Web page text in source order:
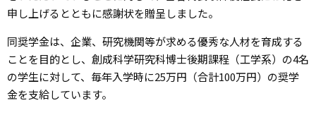
申し上げるとともに感謝状を贈呈しました。
同奨学金は、企業、研究機関等が求める優秀な人材を育成する
ことを目的とし、創成科学研究科博士後期課程（工学系）の4名
の学生に対して、毎年入学時に25万円（合計100万円）の奨学
金を支給しています。